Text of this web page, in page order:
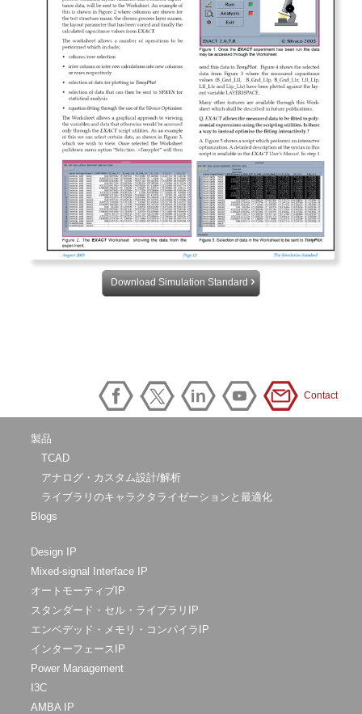
Download Simulation Standard
Contact
製品
TCAD
アナログ・カスタム設計/解析
ライブラリのキャラクタライゼーションと最適化
Blogs
Design IP
Mixed-signal Interface IP
オートモーティブIP
スタンダード・セル・ライブラリIP
エンベデッド・メモリ・コンパイラIP
インターフェースIP
Power Management
I3C
AMBA IP